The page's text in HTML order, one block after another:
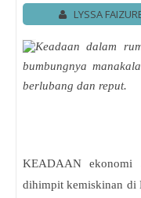
LYSSA
Keadaan dalam
bumbungnya
berlubang dan reput.
KEADAAN ekonomi
dihimpit kemiskinan di